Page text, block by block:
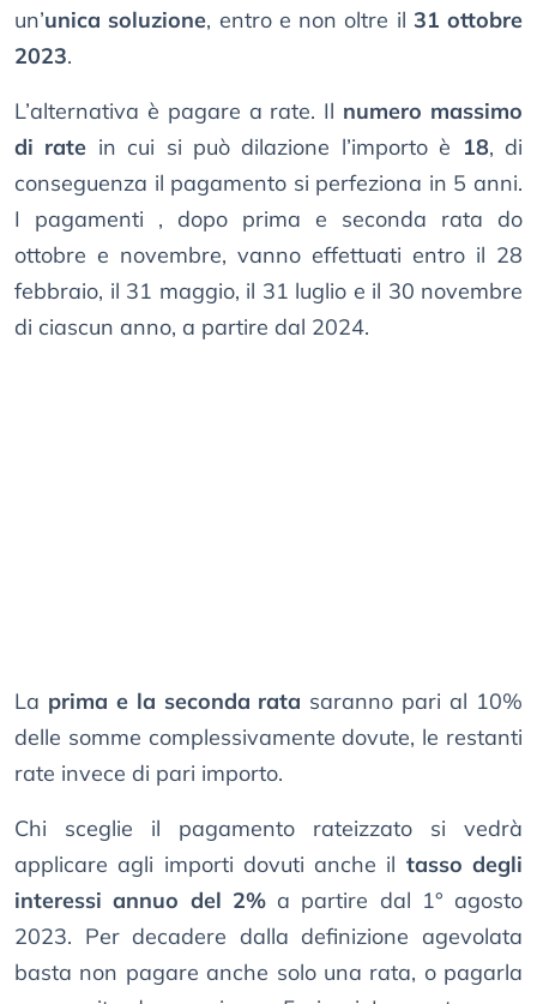
un’unica soluzione, entro e non oltre il 31 ottobre
2023.
L’alternativa è pagare a rate. Il numero massimo
di rate in cui si può dilazione l’importo è 18, di
conseguenza il pagamento si perfeziona in 5 anni.
I pagamenti , dopo prima e seconda rata do
ottobre e novembre, vanno effettuati entro il 28
febbraio, il 31 maggio, il 31 luglio e il 30 novembre
di ciascun anno, a partire dal 2024.
La prima e la seconda rata saranno pari al 10%
delle somme complessivamente dovute, le restanti
rate invece di pari importo.
Chi sceglie il pagamento rateizzato si vedrà
applicare agli importi dovuti anche il tasso degli
interessi annuo del 2%a partire dal 1° agosto
2023. Per decadere dalla definizione agevolata
basta non pagare anche solo una rata, o pagarla